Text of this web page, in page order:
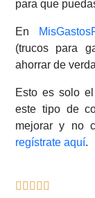
para que
En
(trucos para
ahorrar de
Esto es solo
este tipo de
mejorar y no
regístrate aquí.